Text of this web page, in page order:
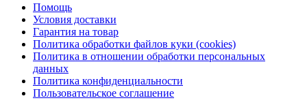
Помощь
Условия доставки
Гарантия на товар
Политика обработки файлов куки (cookies)
Политика в отношении обработки персональных
данных
Политика конфиденциальности
Пользовательское соглашение